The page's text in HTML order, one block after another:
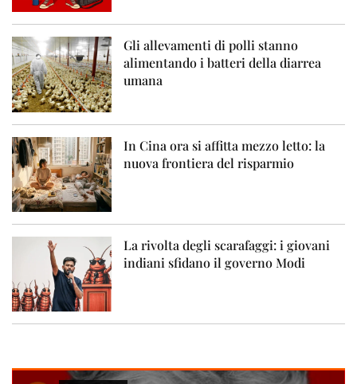
Gli allevamenti di polli stanno
alimentando i batteri della diarrea
umana
In Cina ora si affitta mezzo letto: la
nuova frontiera del risparmio
La rivolta degli scarafaggi: i giovani
indiani sfidano il governo Modi